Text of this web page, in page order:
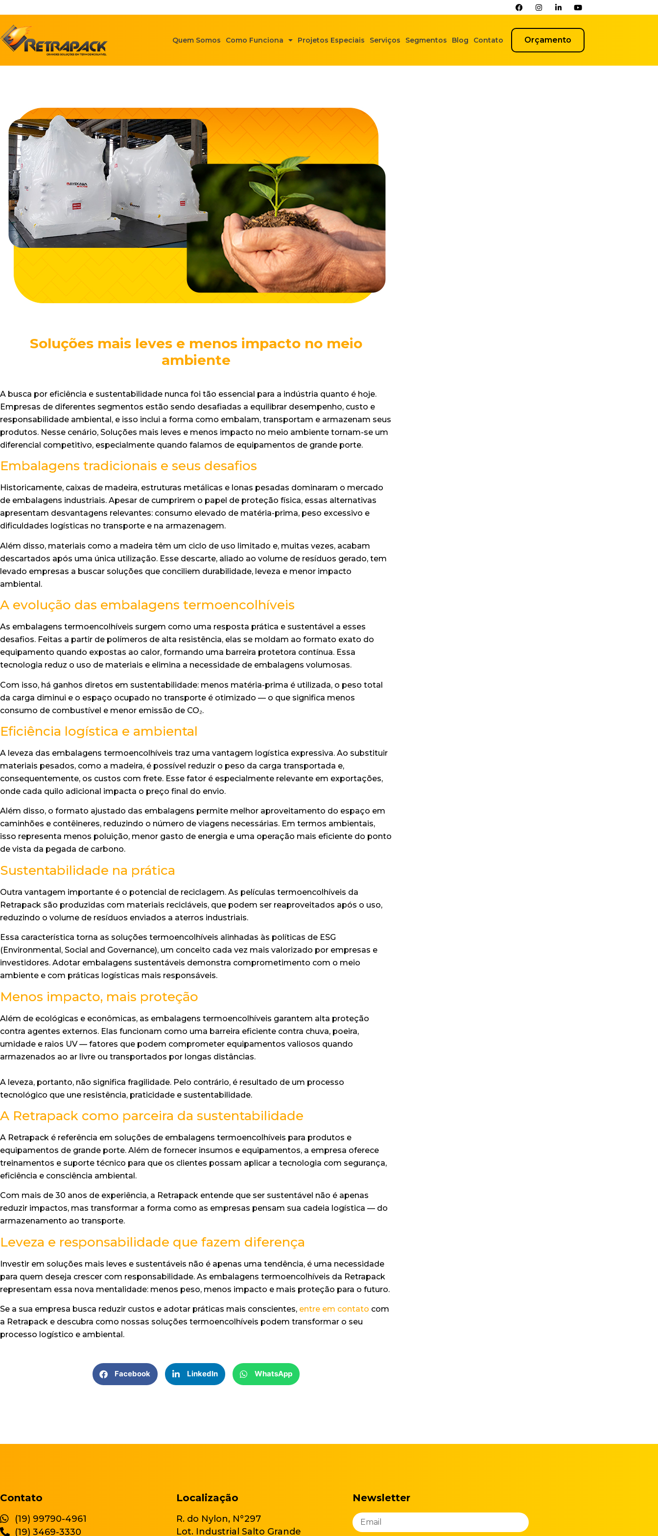
Quem Somos Como Funciona Projetos Especiais Serviços Segmentos Blog Contato Orçamento
Soluções mais leves e menos impacto no meio
ambiente
A busca por eficiência e sustentabilidade nunca foi tão essencial para a indústria quanto é hoje.
Empresas de diferentes segmentos estão sendo desafiadas a equilibrar desempenho, custo e
responsabilidade ambiental, e isso inclui a forma como embalam, transportam e armazenam seus
produtos. Nesse cenário, Soluções mais leves e menos impacto no meio ambiente tornam-se um
diferencial competitivo, especialmente quando falamos de equipamentos de grande porte.
Embalagens tradicionais e seus desafios
Historicamente, caixas de madeira, estruturas metálicas e lonas pesadas dominaram o mercado
de embalagens industriais. Apesar de cumprirem o papel de proteção física, essas alternativas
apresentam desvantagens relevantes: consumo elevado de matéria-prima, peso excessivo e
dificuldades logísticas no transporte e na armazenagem.
Além disso, materiais como a madeira têm um ciclo de uso limitado e, muitas vezes, acabam
descartados após uma única utilização. Esse descarte, aliado ao volume de resíduos gerado, tem
levado empresas a buscar soluções que conciliem durabilidade, leveza e menor impacto
ambiental.
A evolução das embalagens termoencolhíveis
As embalagens termoencolhíveis surgem como uma resposta prática e sustentável a esses
desafios. Feitas a partir de polímeros de alta resistência, elas se moldam ao formato exato do
equipamento quando expostas ao calor, formando uma barreira protetora contínua. Essa
tecnologia reduz o uso de materiais e elimina a necessidade de embalagens volumosas.
Com isso, há ganhos diretos em sustentabilidade: menos matéria-prima é utilizada, o peso total
da carga diminui e o espaço ocupado no transporte é otimizado — o que significa menos
consumo de combustível e menor emissão de CO₂.
Eficiência logística e ambiental
A leveza das embalagens termoencolhíveis traz uma vantagem logística expressiva. Ao substituir
materiais pesados, como a madeira, é possível reduzir o peso da carga transportada e,
consequentemente, os custos com frete. Esse fator é especialmente relevante em exportações,
onde cada quilo adicional impacta o preço final do envio.
Além disso, o formato ajustado das embalagens permite melhor aproveitamento do espaço em
caminhões e contêineres, reduzindo o número de viagens necessárias. Em termos ambientais,
isso representa menos poluição, menor gasto de energia e uma operação mais eficiente do ponto
de vista da pegada de carbono.
Sustentabilidade na prática
Outra vantagem importante é o potencial de reciclagem. As películas termoencolhíveis da
Retrapack são produzidas com materiais recicláveis, que podem ser reaproveitados após o uso,
reduzindo o volume de resíduos enviados a aterros industriais.
Essa característica torna as soluções termoencolhíveis alinhadas às políticas de ESG
(Environmental, Social and Governance), um conceito cada vez mais valorizado por empresas e
investidores. Adotar embalagens sustentáveis demonstra comprometimento com o meio
ambiente e com práticas logísticas mais responsáveis.
Menos impacto, mais proteção
Além de ecológicas e econômicas, as embalagens termoencolhíveis garantem alta proteção
contra agentes externos. Elas funcionam como uma barreira eficiente contra chuva, poeira,
umidade e raios UV — fatores que podem comprometer equipamentos valiosos quando
armazenados ao ar livre ou transportados por longas distâncias.
A leveza, portanto, não significa fragilidade. Pelo contrário, é resultado de um processo
tecnológico que une resistência, praticidade e sustentabilidade.
A Retrapack como parceira da sustentabilidade
A Retrapack é referência em soluções de embalagens termoencolhíveis para produtos e
equipamentos de grande porte. Além de fornecer insumos e equipamentos, a empresa oferece
treinamentos e suporte técnico para que os clientes possam aplicar a tecnologia com segurança,
eficiência e consciência ambiental.
Com mais de 30 anos de experiência, a Retrapack entende que ser sustentável não é apenas
reduzir impactos, mas transformar a forma como as empresas pensam sua cadeia logística — do
armazenamento ao transporte.
Leveza e responsabilidade que fazem diferença
Investir em soluções mais leves e sustentáveis não é apenas uma tendência, é uma necessidade
para quem deseja crescer com responsabilidade. As embalagens termoencolhíveis da Retrapack
representam essa nova mentalidade: menos peso, menos impacto e mais proteção para o futuro.
Se a sua empresa busca reduzir custos e adotar práticas mais conscientes, entre em contato com
a Retrapack e descubra como nossas soluções termoencolhíveis podem transformar o seu
processo logístico e ambiental.
Facebook LinkedIn WhatsApp
Contato
(19) 99790-4961
(19) 3469-3330
Localização
R. do Nylon, N°297
Lot. Industrial Salto Grande
Newsletter